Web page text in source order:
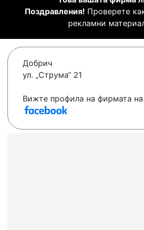
Поздравления! Проверете
рекламни
Добрич
ул. „Струма“ 21
Вижте профила на фирмата на